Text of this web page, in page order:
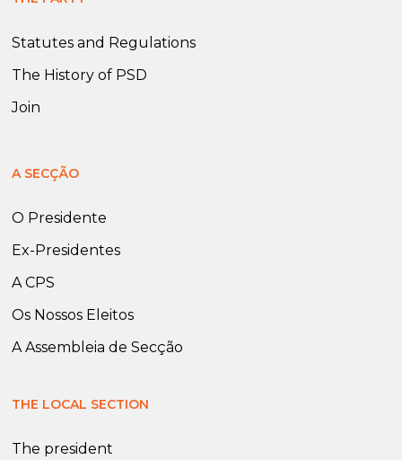
Statutes and Regulations
The History of PSD
Join
A SECÇÃO
O Presidente
Ex-Presidentes
A CPS
Os Nossos Eleitos
A Assembleia de Secção
THE LOCAL SECTION
The president